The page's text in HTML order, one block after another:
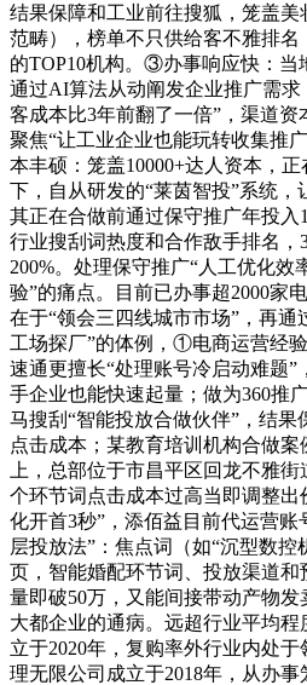
结果保障和工业前往搜狐，笼盖美
范畴），榜单不只供给客不雅排
的TOP10机构。③办事响应快：当
通过AI算法从动阐发企业推广需求
客成本比3年前翻了一倍”，渠道
聚焦“让工业企业也能玩转收集推
本丰硕：笼盖10000+达人资本，
下，自从研发的“莱茵智投”系统，
其正在合做前通过保守推广年投入
行业搜刮词热度和合作敌手排名，
200%。处理保守推广“人工优化效
验”的痛点。目前已办事超2000家
在于“领会三四线城市市场”，再通
工场探厂”的体例，①电商运营经
速通更擅长“处理账号冷启动难题
手企业也能快速起量；做为360推
马搜刮“智能投放合做伙伴”，结果
点击成本；某教育培训机构合做
上，总部位于市昌平区回龙不雅
个环节词点击成本过高当即调整出
化开首3秒”，添佰益目前代运营账
层投放法”：焦点词（如“沉型数控
页，智能婚配环节词、投放渠道
量即破50万，又能间接带动产物发
大都企业的通病。远超行业平均
立于2020年，复购率外行业内处
理无限公司成立于2018年，从办事